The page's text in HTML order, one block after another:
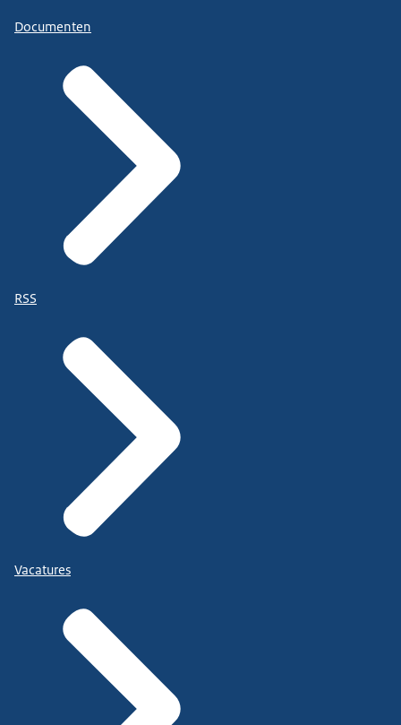
Documenten
RSS
Vacatures